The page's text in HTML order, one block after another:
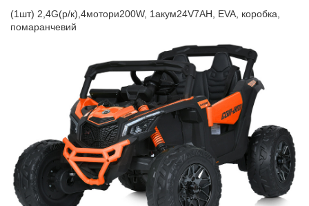
(1шт) 2,4G(р/к),4мотори200W, 1акум24V7AH, EVA, коробка,
помаранчевий